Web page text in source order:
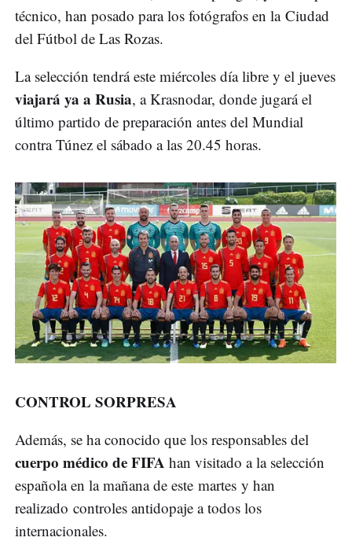
técnico, han posado para los fotógrafos en la Ciudad
del Fútbol de Las Rozas.
La selección tendrá este miércoles día libre y el jueves
viajará ya a Rusia, a Krasnodar, donde jugará el
último partido de preparación antes del Mundial
contra Túnez el sábado a las 20.45 horas.
CONTROL SORPRESA
Además, se ha conocido que los responsables del
cuerpo médico de FIFA han visitado a la selección
española en la mañana de este martes y han
realizado controles antidopaje a todos los
internacionales.